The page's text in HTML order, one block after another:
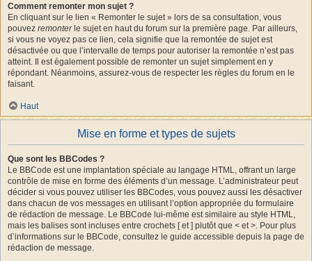
Comment remonter mon sujet ?
En cliquant sur le lien « Remonter le sujet » lors de sa consultation, vous
pouvez remonterle sujet en haut du forum sur la première page. Par ailleurs,
si vous ne voyez pas ce lien, cela signifie que la remontée de sujet est
désactivée ou que l’intervalle de temps pour autoriser la remontée n’est pas
atteint. Il est également possible de remonter un sujet simplement en y
répondant. Néanmoins, assurez-vous de respecter les règles du forum en le
faisant.
Haut
Mise en forme et types de sujets
Que sont les BBCodes ?
Le BBCode est une implantation spéciale au langage HTML, offrant un large
contrôle de mise en forme des éléments d’un message. L’administrateur peut
décider si vous pouvez utiliser les BBCodes, vous pouvez aussi les désactiver
dans chacun de vos messages en utilisant l’option appropriée du formulaire
de rédaction de message. Le BBCode lui-même est similaire au style HTML,
mais les balises sont incluses entre crochets [ et ] plutôt que < et >. Pour plus
d’informations sur le BBCode, consultez le guide accessible depuis la page de
rédaction de message.